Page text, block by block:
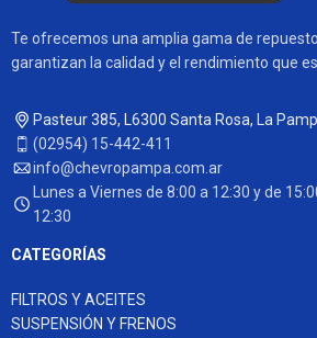
Te ofrecemos una amplia gama de
garantizan la calidad y el rendimiento que
Pasteur 385, L6300 Santa Rosa, La
(02954) 15-442-411
info@chevropampa.com.ar
Lunes a Viernes de 8:00 a 12:30 y de
12:30
CATEGORÍAS
FILTROS Y ACEITES
SUSPENSIÓN Y FRENOS